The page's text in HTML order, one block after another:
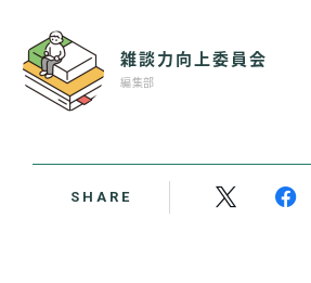
雑談力向上委員会
編集部
SHARE